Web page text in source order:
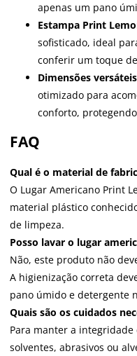
apenas um pano
Estampa Print
sofisticado, ideal
conferir um toque
Dimensões versáteis
otimizado para
conforto,
FAQ
Qual é o material de
O Lugar Americano Print
material plástico
de limpeza.
Posso lavar o lugar
Não, este produto não
A higienização correta
pano úmido e detergente
Quais são os cuidados
Para manter a
solventes, abrasivos ou